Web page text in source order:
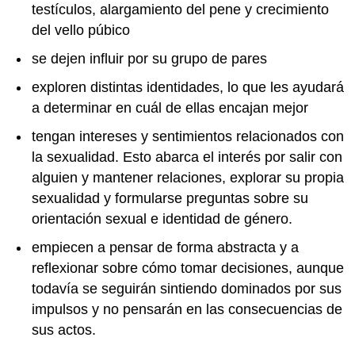
testículos, alargamiento del pene y crecimiento
del vello púbico
se dejen influir por su grupo de pares
exploren distintas identidades, lo que les ayudará
a determinar en cuál de ellas encajan mejor
tengan intereses y sentimientos relacionados con
la sexualidad. Esto abarca el interés por salir con
alguien y mantener relaciones, explorar su propia
sexualidad y formularse preguntas sobre su
orientación sexual e identidad de género.
empiecen a pensar de forma abstracta y a
reflexionar sobre cómo tomar decisiones, aunque
todavía se seguirán sintiendo dominados por sus
impulsos y no pensarán en las consecuencias de
sus actos.